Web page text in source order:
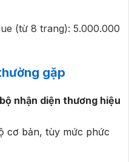
(từ 8 trang): 5.000.000
gặp
nhận diện thương hiệu
cơ bản, tùy mức phức